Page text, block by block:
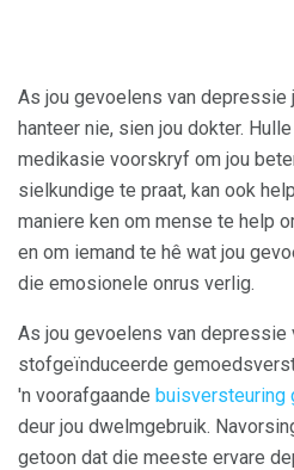
As jou gevoelens van depressie
hanteer nie, sien jou dokter.
medikasie voorskryf om jou
sielkundige te praat, kan ook
maniere ken om mense te help
en om iemand te hê wat jou
die emosionele onrus verlig.
As jou gevoelens van depressie
stofgeïnduceerde
'n voorafgaande buisversteuring
deur jou dwelmgebruik.
getoon dat die meeste ervare